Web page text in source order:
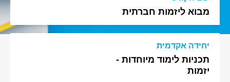
מבוא ליזמות חברתית
יחידה אקדמית
תכניות לימוד מיוחדות -
יזמות